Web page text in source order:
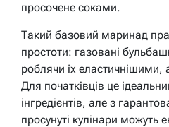
просочене соками.
Такий базовий маринад
простоти: газовані
роблячи їх еластичнішими,
Для початківців це
інгредієнтів, але з
просунуті кулінари можуть